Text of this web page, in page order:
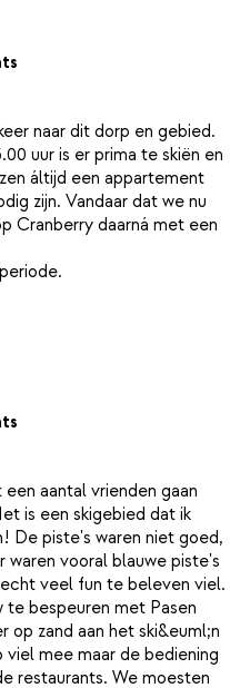
naar dit dorp en gebied.
uur is er prima te skiën en
áltijd een appartement
zijn. Vandaar dat we nu
Cranberry daarná met een
aantal vrienden gaan
is een skigebied dat ik
De piste's waren niet goed,
waren vooral blauwe piste's
veel fun te beleven viel.
te bespeuren met Pasen
op zand aan het ski&euml;n
mee maar de bediening
restaurants. We moesten